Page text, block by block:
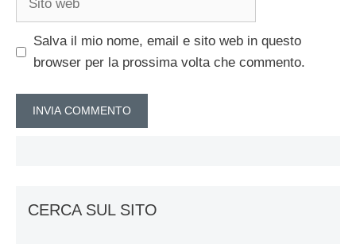
Salva il mio nome, email e sito web in questo
browser per la prossima volta che commento.
CERCA SUL SITO